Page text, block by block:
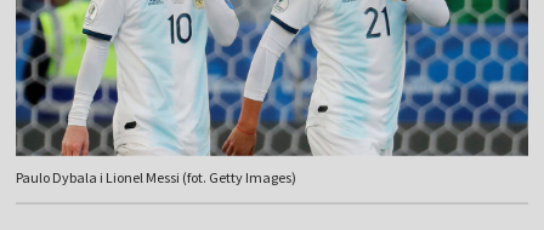
Paulo Dybala i Lionel Messi (fot. Getty Images)